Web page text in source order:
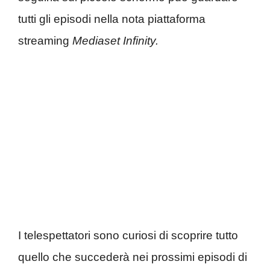
tutti gli episodi nella nota piattaforma
streaming Mediaset Infinity.
I telespettatori sono curiosi di scoprire tutto
quello che succederà nei prossimi episodi di